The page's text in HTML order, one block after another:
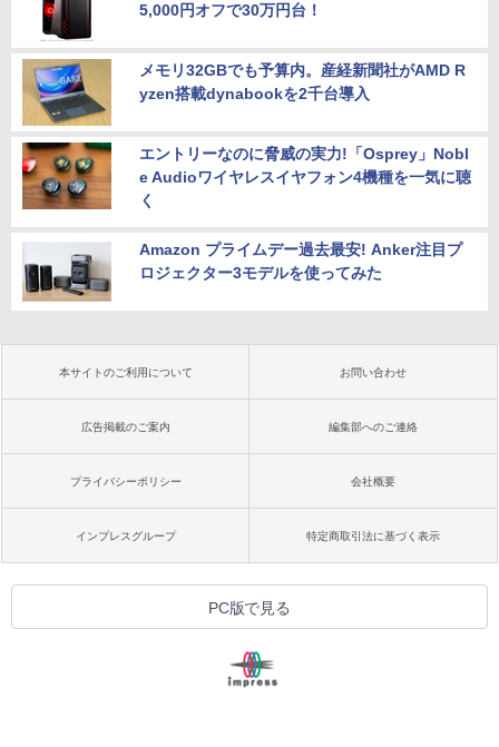
5,000円オフで30万円台！
メモリ32GBでも予算内。産経新聞社がAMD R
yzen搭載dynabookを2千台導入
エントリーなのに脅威の実力!「Osprey」Nobl
e Audioワイヤレスイヤフォン4機種を一気に聴
く
Amazon プライムデー過去最安! Anker注目プ
ロジェクター3モデルを使ってみた
本サイトのご利用について お問い合わせ
広告掲載のご案内 編集部へのご連絡
プライバシーポリシー 会社概要
インプレスグループ 特定商取引法に基づく表示
PC版で見る